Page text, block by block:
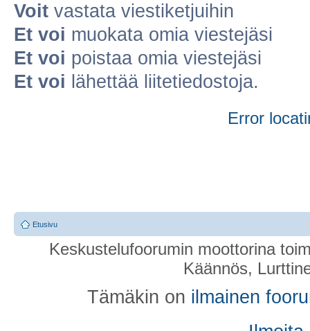
Voit vastata viestiketjuihin
Et voi muokata omia viestejäsi
Et voi poistaa omia viestejäsi
Et voi lähettää liitetiedostoja.
Error
Etusivu
Keskustelufoorumin moottorina
Käännös,
Tämäkin on ilmainen